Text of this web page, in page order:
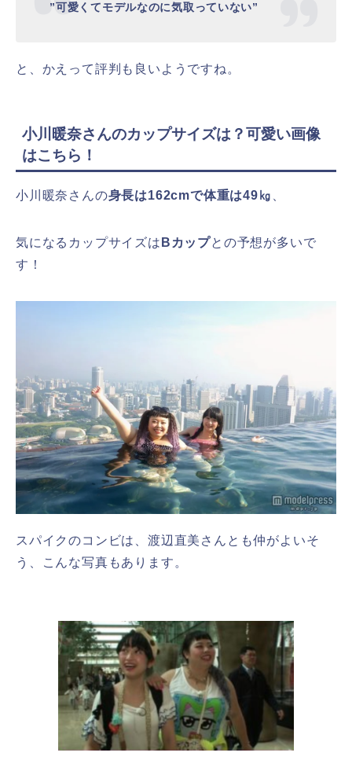
”可愛くてモデルなのに気取っていない”
と、かえって評判も良いようですね。
小川暖奈さんのカップサイズは？可愛い画像
はこちら！
小川暖奈さんの身長は162cmで体重は49㎏
気になるカップサイズは Bカップとの予想が多いで
す！
スパイクのコンビは、渡辺直美さんとも仲がよいそ
う、こんな写真もあります。